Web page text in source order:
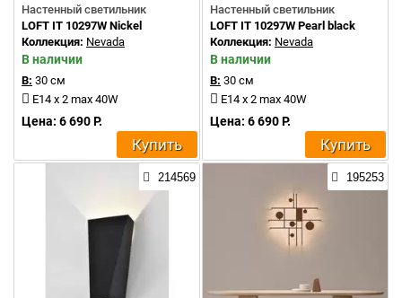
Настенный светильник
LOFT IT 10297W Nickel
Коллекция: Nevada
В наличии
В: 30 см
E14 x 2 max 40W
Цена: 6 690 Р.
Купить
Настенный светильник
LOFT IT 10297W Pearl black
Коллекция: Nevada
В наличии
В: 30 см
E14 x 2 max 40W
Цена: 6 690 Р.
Купить
214569 195253